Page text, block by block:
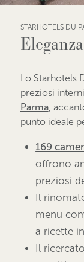
STARHOTELS DU
Lo Starhotels
preziosi
Parma,
punto ideale
169
offrono
preziosi
Il
menu
a ricette
Il ricercato